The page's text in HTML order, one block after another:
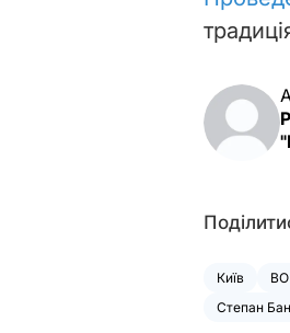
Київ ВО
Степан